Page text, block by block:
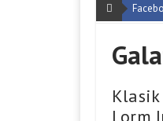
Lorm